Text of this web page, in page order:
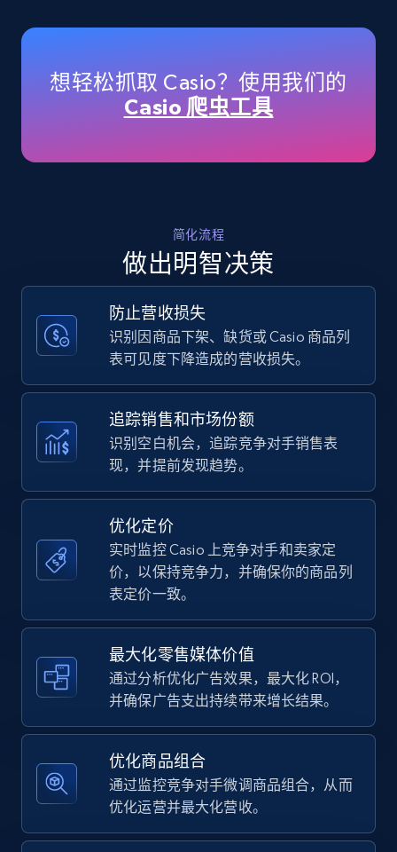
Title, Seller name, Brand, Description, Initial
price, Currency, Availability, Reviews count, and
35.2K+ 5.7K+ 立即开始
Amazon products - find products by using
upc numbers
price, Currency, Availability, Reviews count, and
more.
35.2K+ 5.7K+ 立即开始
Amazon Reviews
URL, Product name, Product rating, Product
rating object, Product rating max, Rating,
Author name, Asin, and more.
7.4K+ 870+
Walmart - products
URL, Final price, Sku, Currency, Gtin,
more.
5.6K+ 875+ 立即开始
想轻松抓取 Casio？使用我们的
Casio 爬虫工具
简化流程
做出明智决策
防止营收损失
识别因商品下架、缺货或 Casio 商品列
表可见度下降造成的营收损失。
追踪销售和市场份额
识别空白机会，追踪竞争对手销售表
现，并提前发现趋势。
优化定价
实时监控 Casio 上竞争对手和卖家定
价，以保持竞争力，并确保你的商品列
表定价一致。
最大化零售媒体价值
通过分析优化广告效果，最大化 ROI，
并确保广告支出持续带来增长结果。
优化商品组合
通过监控竞争对手微调商品组合，从而
优化运营并最大化营收。